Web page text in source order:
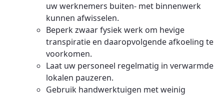
uw werknemers buiten- met binnenwerk
kunnen afwisselen.
Beperk zwaar fysiek werk om hevige
transpiratie en daaropvolgende afkoeling te
voorkomen.
Laat uw personeel regelmatig in verwarmde
lokalen pauzeren.
Gebruik handwerktuigen met weinig